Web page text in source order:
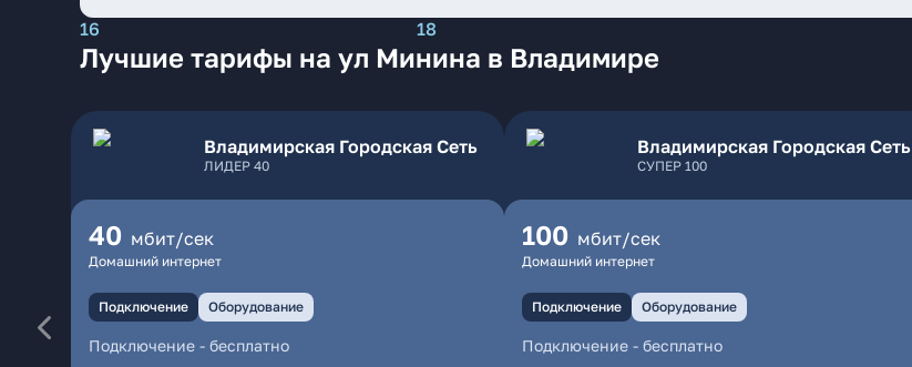
16 18
Лучшие тарифы на ул Минина в Владимире
Владимирская Городская Сеть
ЛИДЕР 40
40 мбит/сек
Домашний интернет
Подключение Оборудование
Подключение - бесплатно
Владимирская Городская Сеть
СУПЕР 100
100 мбит/сек
Домашний интернет
Подключение Оборудование
Подключение- бесплатно